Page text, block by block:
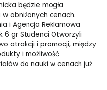
będzie mogła
w obniżonych cenach.
i Agencja Reklamowa
6 gr Studenci Otworzyli
atrakcji i promocji, między
i możliwość
do nauki w cenach już